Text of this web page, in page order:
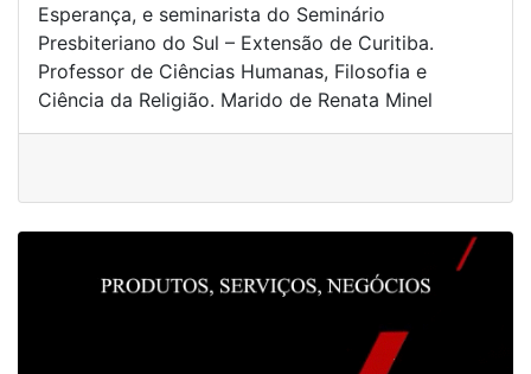
Esperança, e seminarista do Seminário
Presbiteriano do Sul – Extensão de Curitiba.
Professor de Ciências Humanas, Filosofia e
Ciência da Religião. Marido de Renata Minel